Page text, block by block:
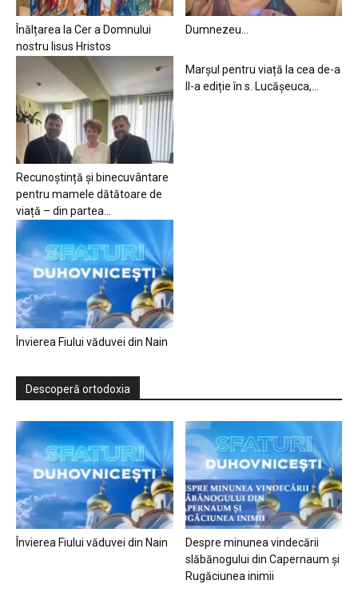
Înălțarea la Cer a Domnului
nostru Iisus Hristos
Dumnezeu…
Recunoștință și binecuvântare
pentru mamele dătătoare de
viață – din partea...
Marșul pentru viață la cea de-a
II-a ediție în s. Lucășeuca,...
Învierea Fiului văduvei din Nain
Descoperă ortodoxia
Învierea Fiului văduvei din Nain
Despre minunea vindecării
slăbănogului din Capernaum și
Rugăciunea inimii